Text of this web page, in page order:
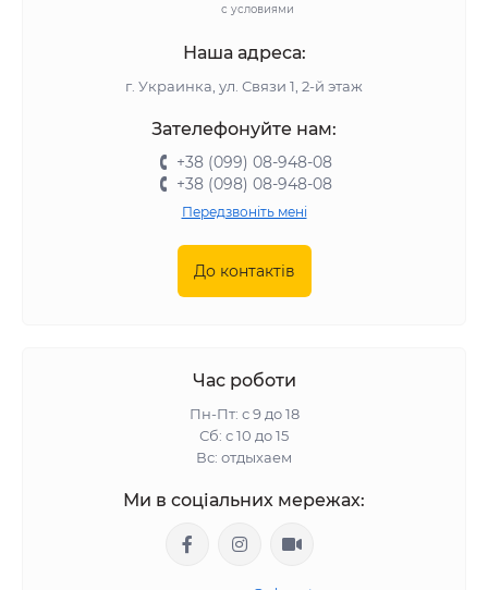
с условиями
Наша адреса:
г. Украинка, ул. Связи 1, 2-й этаж
Зателефонуйте нам:
+38 (099) 08-948-08
+38 (098) 08-948-08
Передзвоніть мені
До контактів
Час роботи
Пн-Пт: с 9 до 18
Сб: с 10 до 15
Вс: отдыхаем
Ми в соціальних мережах: